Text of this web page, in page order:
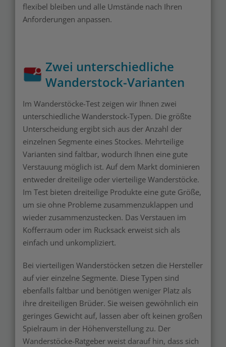
flexibel bleiben und alle Umstände nach Ihren
Anforderungen anpassen.
Zwei unterschiedliche
Wanderstock-Varianten
Im Wanderstöcke-Test zeigen wir Ihnen zwei
unterschiedliche Wanderstock-Typen. Die größte
Unterscheidung ergibt sich aus der Anzahl der
einzelnen Segmente eines Stockes. Mehrteilige
Varianten sind faltbar, wodurch Ihnen eine gute
Verstauung möglich ist. Auf dem Markt dominieren
entweder dreiteilige oder vierteilige Wanderstöcke.
Im Test bieten dreiteilige Produkte eine gute Größe,
um sie ohne Probleme zusammenzuklappen und
wieder zusammenzustecken. Das Verstauen im
Kofferraum oder im Rucksack erweist sich als
einfach und unkompliziert.
Bei vierteiligen Wanderstöcken setzen die Hersteller
auf vier einzelne Segmente. Diese Typen sind
ebenfalls faltbar und benötigen weniger Platz als
ihre dreiteiligen Brüder. Sie weisen gewöhnlich ein
geringes Gewicht auf, lassen aber oft keinen großen
Spielraum in der Höhenverstellung zu. Der
Wanderstöcke-Ratgeber weist darauf hin, dass sich